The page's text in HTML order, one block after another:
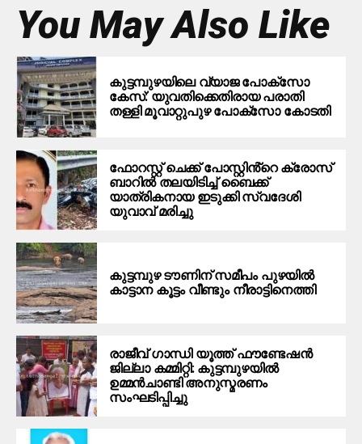
You May Also Like
കുട്ടമ്പുഴയിലെ വ്യാജ പോക്‌സോ
കേസ്: യുവതിക്കെതിരായ പരാതി
തള്ളി മൂവാറ്റുപുഴ പോക്‌സോ കോടതി
ഫോറസ്റ്റ് ചെക്ക് പോസ്റ്റിൻ്റെ ക്രോസ്
ബാറില്‍ തലയിടിച്ച് ബൈക്ക്
യാത്രികനായ ഇടുക്കി സ്വദേശി
യുവാവ് മരിച്ചു
കുട്ടമ്പുഴ ടൗണിന് സമീപം പുഴയിൽ
കാട്ടാന കൂട്ടം വീണ്ടും നീരാട്ടിനെത്തി
രാജീവ് ഗാന്ധി യൂത്ത് ഫൗണ്ടേഷൻ
ജില്ലാ കമ്മിറ്റി: കുട്ടമ്പുഴയിൽ
ഉമ്മൻചാണ്ടി അനുസ്മരണം
സംഘടിപ്പിച്ചു